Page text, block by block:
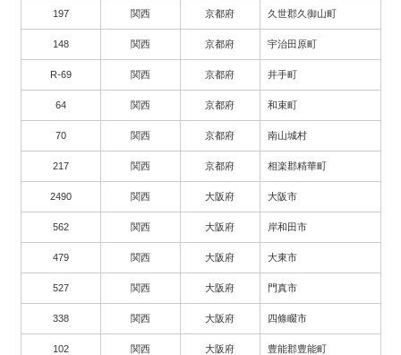
197 関西 京都府 久世郡久御山町
148 関西 京都府 宇治田原町
R-69 関西 京都府 井手町
64 関西 京都府 和束町
70 関西 京都府 南山城村
217 関西 京都府 相楽郡精華町
2490 関西 大阪府 大阪市
562 関西 大阪府 岸和田市
479 関西 大阪府 大東市
527 関西 大阪府 門真市
338 関西 大阪府 四條畷市
102 関西 大阪府 豊能郡豊能町